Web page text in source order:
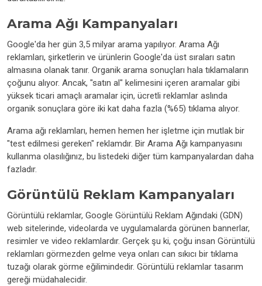
Arama Ağı Kampanyaları
Google'da her gün 3,5 milyar arama yapılıyor. Arama Ağı
reklamları, şirketlerin ve ürünlerin Google'da üst sıraları satın
almasına olanak tanır. Organik arama sonuçları hala tıklamaların
çoğunu alıyor. Ancak, "satın al" kelimesini içeren aramalar gibi
yüksek ticari amaçlı aramalar için, ücretli reklamlar aslında
organik sonuçlara göre iki kat daha fazla (%65) tıklama alıyor.
Arama ağı reklamları, hemen hemen her işletme için mutlak bir
"test edilmesi gereken" reklamdır. Bir Arama Ağı kampanyasını
kullanma olasılığınız, bu listedeki diğer tüm kampanyalardan daha
fazladır.
Görüntülü Reklam Kampanyaları
Görüntülü reklamlar, Google Görüntülü Reklam Ağındaki (GDN)
web sitelerinde, videolarda ve uygulamalarda görünen bannerlar,
resimler ve video reklamlardır. Gerçek şu ki, çoğu insan Görüntülü
reklamları görmezden gelme veya onları can sıkıcı bir tıklama
tuzağı olarak görme eğilimindedir. Görüntülü reklamlar tasarım
gereği müdahalecidir.